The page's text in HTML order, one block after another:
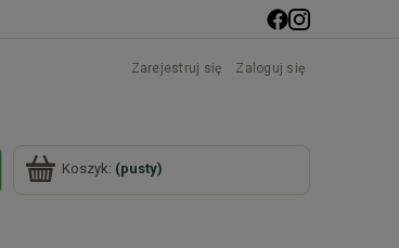
Zarejestruj się Zaloguj się
Koszyk: (pusty)